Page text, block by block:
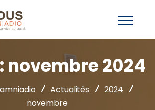
novembre 2024
Actualités
2024
novembre